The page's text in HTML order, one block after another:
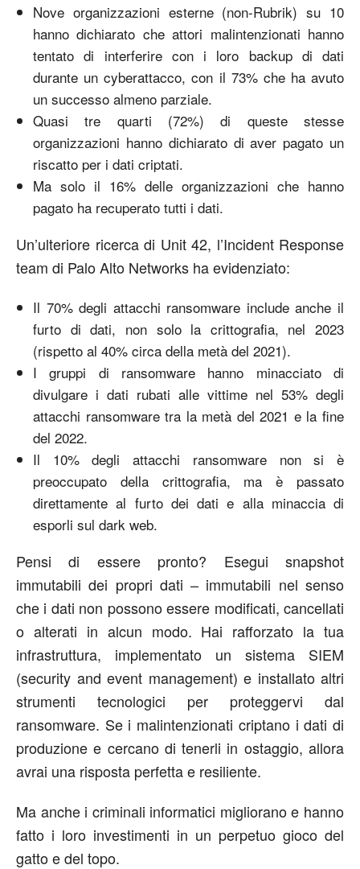
Nove organizzazioni esterne (non-Rubrik) su 10
hanno dichiarato che attori malintenzionati hanno
tentato di interferire con i loro backup di dati
durante un cyberattacco, con il 73% che ha avuto
un successo almeno parziale.
Quasi tre quarti (72%) di queste stesse
organizzazioni hanno dichiarato di aver pagato un
riscatto per i dati criptati.
Ma solo il 16% delle organizzazioni che hanno
pagato ha recuperato tutti i dati.
Un’ulteriore ricerca di Unit 42, l’Incident Response
team di Palo Alto Networks ha evidenziato:
Il 70% degli attacchi ransomware include anche il
furto di dati, non solo la crittografia, nel 2023
(rispetto al 40% circa della metà del 2021).
I gruppi di ransomware hanno minacciato di
divulgare i dati rubati alle vittime nel 53% degli
attacchi ransomware tra la metà del 2021 e la fine
del 2022.
Il 10% degli attacchi ransomware non si è
preoccupato della crittografia, ma è passato
direttamente al furto dei dati e alla minaccia di
esporli sul dark web.
Pensi di essere pronto? Esegui snapshot
immutabili dei propri dati – immutabili nel senso
che i dati non possono essere modificati, cancellati
o alterati in alcun modo. Hai rafforzato la tua
infrastruttura, implementato un sistema SIEM
(security and event management) e installato altri
strumenti tecnologici per proteggervi dal
ransomware. Se i malintenzionati criptano i dati di
produzione e cercano di tenerli in ostaggio, allora
avrai una risposta perfetta e resiliente.
Ma anche i criminali informatici migliorano e hanno
fatto i loro investimenti in un perpetuo gioco del
gatto e del topo.